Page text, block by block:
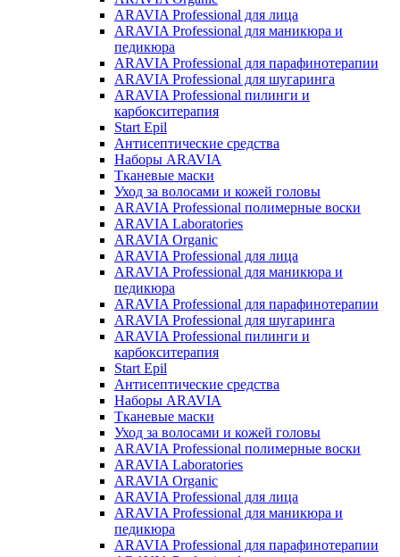
ARAVIA Professional для лица
ARAVIA Professional для маникюра и
педикюра
ARAVIA Professional для парафинотерапии
ARAVIA Professional для шугаринга
ARAVIA Professional пилинги и
карбокситерапия
Start Epil
Антисептические средства
Наборы ARAVIA
Тканевые маски
Уход за волосами и кожей головы
ARAVIA Professional полимерные воски
ARAVIA Laboratories
ARAVIA Organic
ARAVIA Professional для лица
ARAVIA Professional для маникюра и
педикюра
ARAVIA Professional для парафинотерапии
ARAVIA Professional для шугаринга
ARAVIA Professional пилинги и
карбокситерапия
Start Epil
Антисептические средства
Наборы ARAVIA
Тканевые маски
Уход за волосами и кожей головы
ARAVIA Professional полимерные воски
ARAVIA Laboratories
ARAVIA Organic
ARAVIA Professional для лица
ARAVIA Professional для маникюра и
педикюра
ARAVIA Professional для парафинотерапии